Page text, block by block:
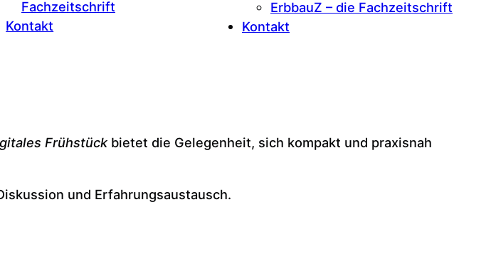
Fachzeitschrift
Kontakt
ErbbauZ – die Fachzeitschrift
Kontakt
Frühstückbietet die Gelegenheit, sich kompakt und praxisnah
und Erfahrungsaustausch.